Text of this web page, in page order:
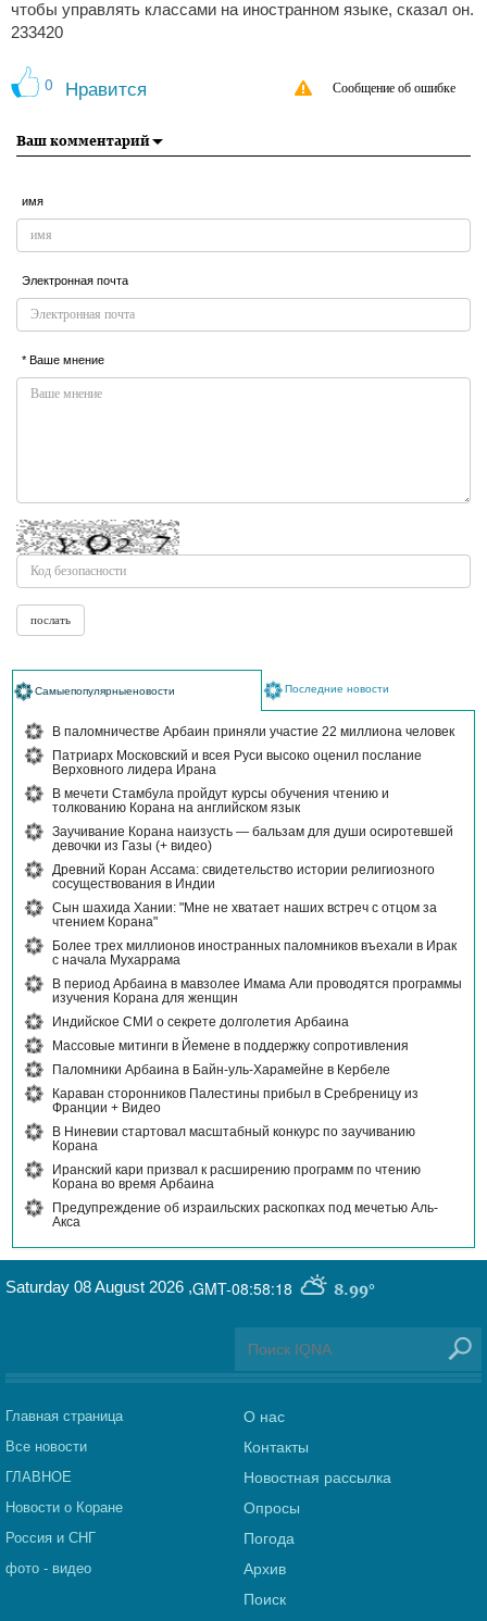
чтобы управлять классами на иностранном языке, сказал он.
233420
0 Нравится Сообщение об ошибке
Ваш комментарий
имя
Электронная почта
* Ваше мнение
Самыепопулярныеновости Последние новости
В паломничестве Арбаин приняли участие 22 миллиона человек
Патриарх Московский и всея Руси высоко оценил послание
Верховного лидера Ирана
В мечети Стамбула пройдут курсы обучения чтению и
толкованию Корана на английском язык
Заучивание Корана наизусть — бальзам для души осиротевшей
девочки из Газы (+ видео)
Древний Коран Ассама: свидетельство истории религиозного
сосуществования в Индии
Сын шахида Хании: "Мне не хватает наших встреч с отцом за
чтением Корана"
Более трех миллионов иностранных паломников въехали в Ирак
с начала Мухаррама
В период Арбаина в мавзолее Имама Али проводятся программы
изучения Корана для женщин
Индийское СМИ о секрете долголетия Арбаина
Массовые митинги в Йемене в поддержку сопротивления
Паломники Арбаина в Байн-уль-Харамейне в Кербеле
Караван сторонников Палестины прибыл в Сребреницу из
Франции + Видео
В Ниневии стартовал масштабный конкурс по заучиванию
Корана
Иранский кари призвал к расширению программ по чтению
Корана во время Арбаина
Предупреждение об израильских раскопках под мечетью Аль-
Акса
GMT-08:58:18 8.99°
Saturday 08 August 2026 ,
Главная страница
Все новости
ГЛАВНОЕ
Новости о Коране
Россия и СНГ
фото - видео
О нас
Контакты
Новостная рассылка
Опросы
Погода
Архив
Поиск